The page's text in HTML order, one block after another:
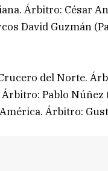
Árbitro: César
David Guzmán
del Norte.
Pablo Núñez
Árbitro: